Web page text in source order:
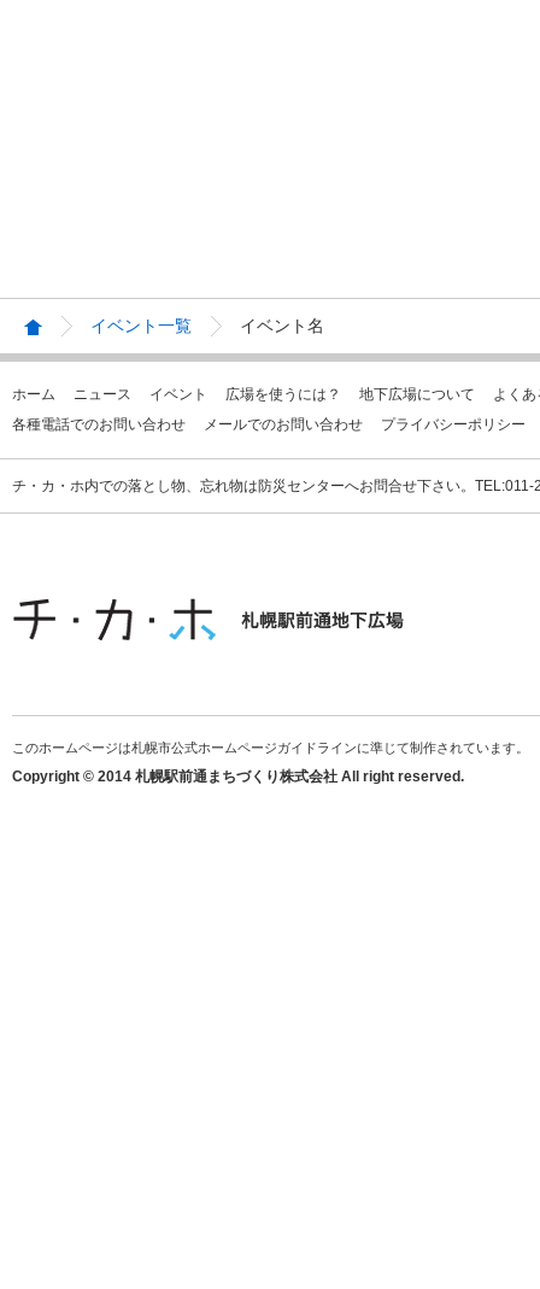
イベント一覧 イベント名
ホーム ニュース イベント 広場を使うには？ 地下広場について
よく
各種電話でのお問い合わせ
メールでのお問い合わせ プライバシーポリシー
チ・カ・ホ内での落とし物、忘れ物は防災センターへお問合せ下さい。
このホームページは札幌市公式ホームページガイドラインに準じて制作されています。
Copyright © 2014 札幌駅前通まちづくり株式会社 All right reserved.